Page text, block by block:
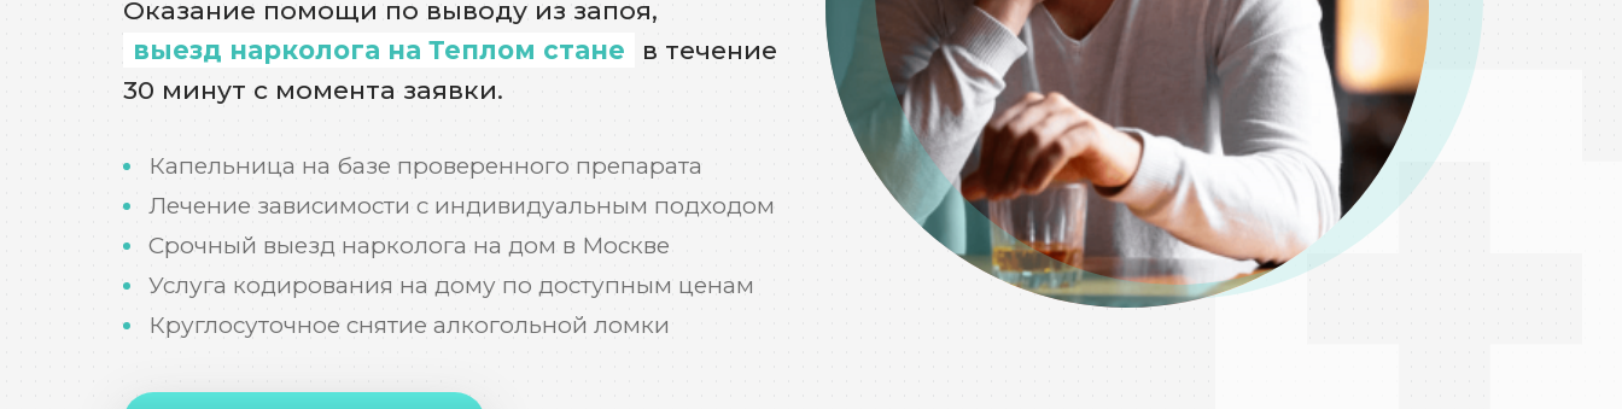
Оказание помощи по выводу из запоя,
выезд нарколога на Теплом стане
в течение
30 минут с момента заявки.
Капельница на базе проверенного препарата
Лечение зависимости с индивидуальным подходом
Срочный выезд нарколога на дом в Москве
Услуга кодирования на дому по доступным ценам
Круглосуточное снятие алкогольной ломки